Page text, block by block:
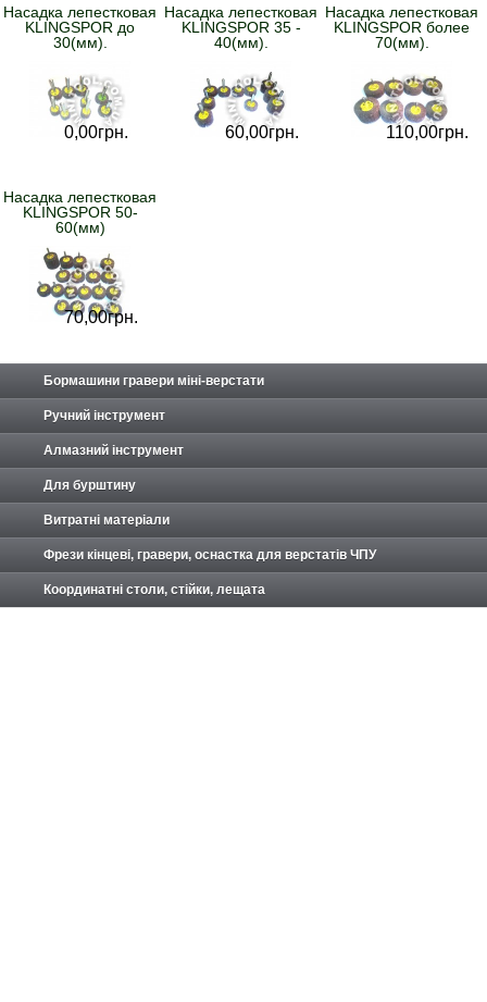
Насадка лепестковая
KLINGSPOR до
30(мм).
0,00грн.
Насадка лепестковая
KLINGSPOR 35 -
40(мм).
60,00грн.
Насадка лепестковая
KLINGSPOR более
70(мм).
110,00грн.
Насадка лепестковая
KLINGSPOR 50-
60(мм)
70,00грн.
Бормашини гравери міні-верстати
Ручний інструмент
Алмазний інструмент
Для бурштину
Витратні матеріали
Фрези кінцеві, гравери, оснастка для верстатів ЧПУ
Координатні столи, стійки, лещата